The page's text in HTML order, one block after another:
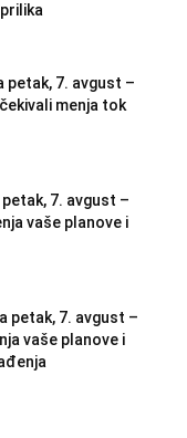
petak, 7. avgust –
menja tok
7. avgust –
vaše planove i
petak, 7. avgust –
vaše planove i